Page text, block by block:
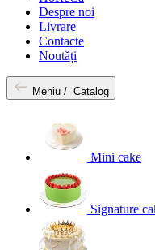
Despre noi
Livrare
Contacte
Noutăți
Meniu / Catalog
Mini cake
Signature